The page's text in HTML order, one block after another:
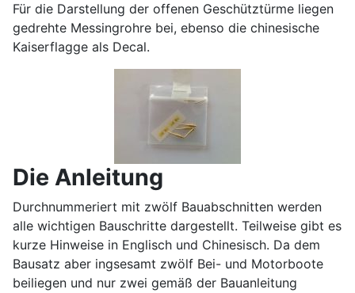
Für die Darstellung der offenen Geschütztürme liegen
gedrehte Messingrohre bei, ebenso die chinesische
Kaiserflagge als Decal.
Die Anleitung
Durchnummeriert mit zwölf Bauabschnitten werden
alle wichtigen Bauschritte dargestellt. Teilweise gibt es
kurze Hinweise in Englisch und Chinesisch. Da dem
Bausatz aber ingsesamt zwölf Bei- und Motorboote
beiliegen und nur zwei gemäß der Bauanleitung